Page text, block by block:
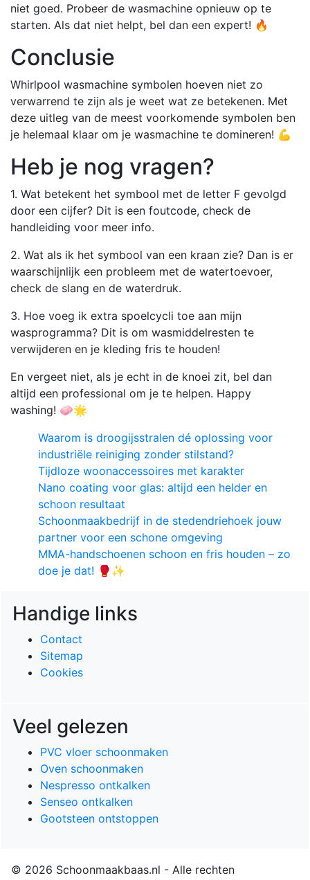
niet goed. Probeer de wasmachine opnieuw op te
starten. Als dat niet helpt, bel dan een expert! 🔥
Conclusie
Whirlpool wasmachine symbolen hoeven niet zo
verwarrend te zijn als je weet wat ze betekenen. Met
deze uitleg van de meest voorkomende symbolen ben
je helemaal klaar om je wasmachine te domineren! 💪
Heb je nog vragen?
1. Wat betekent het symbool met de letter F gevolgd
door een cijfer? Dit is een foutcode, check de
handleiding voor meer info.
2. Wat als ik het symbool van een kraan zie? Dan is er
waarschijnlijk een probleem met de watertoevoer,
check de slang en de waterdruk.
3. Hoe voeg ik extra spoelcycli toe aan mijn
wasprogramma? Dit is om wasmiddelresten te
verwijderen en je kleding fris te houden!
En vergeet niet, als je echt in de knoei zit, bel dan
altijd een professional om je te helpen. Happy
washing! 🧼🌟
Waarom is droogijsstralen dé oplossing voor
industriële reiniging zonder stilstand?
Tijdloze woonaccessoires met karakter
Nano coating voor glas: altijd een helder en
schoon resultaat
Schoonmaakbedrijf in de stedendriehoek jouw
partner voor een schone omgeving
MMA-handschoenen schoon en fris houden – zo
doe je dat! 🥊✨
Handige links
Contact
Sitemap
Cookies
Veel gelezen
PVC vloer schoonmaken
Oven schoonmaken
Nespresso ontkalken
Senseo ontkalken
Gootsteen ontstoppen
© 2026 Schoonmaakbaas.nl - Alle rechten